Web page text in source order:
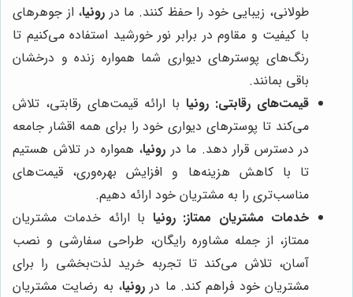
طولانی، زیبایی خود را حفظ کنند. ما در رونیا، از جوهرهای
با کیفیت و مقاوم در برابر نور خورشید استفاده می‌کنیم تا
رنگ‌های پوسترهای دیواری شما همواره زنده و درخشان
باقی بمانند.
قیمت‌های رقابتی: رونیا با ارائه قیمت‌های رقابتی، تلاش
می‌کند تا پوسترهای دیواری خود را برای همه اقشار جامعه
در دسترس قرار دهد. ما در رونیا، همواره در تلاش هستیم
تا با کاهش هزینه‌ها و افزایش بهره‌وری، قیمت‌های
مناسب‌تری را به مشتریان خود ارائه دهیم.
خدمات مشتریان ممتاز: رونیا با ارائه خدمات مشتریان
ممتاز، از جمله مشاوره رایگان، طراحی سفارشی و نصب
آسان، تلاش می‌کند تا تجربه خرید لذت‌بخشی را برای
مشتریان خود فراهم کند. ما در رونیا، به رضایت مشتریان